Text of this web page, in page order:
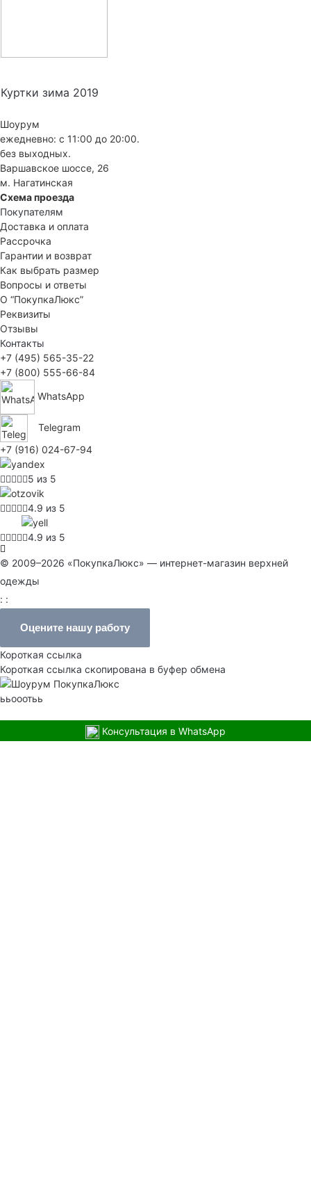
Куртки зима 2019
Шоурум
ежедневно: с 11:00 до 20:00.
без выходных.
Варшавское шоссе, 26
м. Нагатинская
Схема проезда
Покупателям
Доставка и оплата
Рассрочка
Гарантии и возврат
Как выбрать размер
Вопросы и ответы
О “ПокупкаЛюкс”
Реквизиты
Отзывы
Контакты
+7 (495) 565-35-22
+7 (800) 555-66-84
WhatsApp
Telegram
+7 (916) 024-67-94
5 из 5
4.9 из 5
4.9 из 5
© 2009–2026 «ПокупкаЛюкс» — интернет-магазин верхней
одежды
: :
Оцените нашу работу
Короткая ссылка
Короткая ссылка скопирована в буфер обмена
ььооотьь
Консультация в WhatsApp